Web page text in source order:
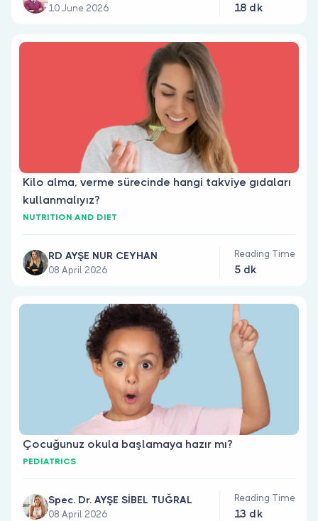
10 June 2026 18 dk
Kilo alma, verme sürecinde hangi takviye gıdaları
kullanmalıyız?
NUTRITION AND DIET
RD AYŞE NUR CEYHAN
08 April 2026
Reading Time
5 dk
Çocuğunuz okula başlamaya hazır mı?
PEDIATRICS
Spec. Dr. AYŞE SİBEL TUĞRAL
08 April 2026
Reading Time
13 dk